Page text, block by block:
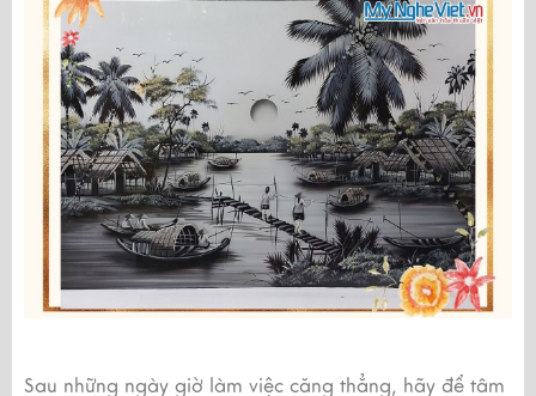
Sau những ngày giờ làm việc căng thẳng, hãy để tâm